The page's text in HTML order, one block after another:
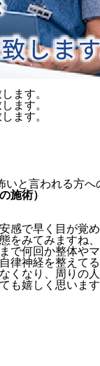
いと言われる方へ
施術）
で早く目が覚
みてみますね
何回か整体や
神経を整えて
なり、周りの
も嬉しく思いま